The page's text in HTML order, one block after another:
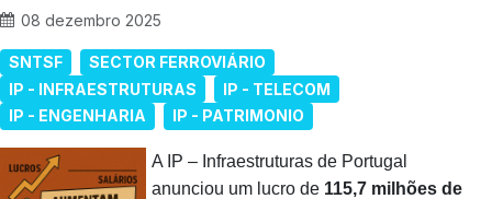
08 dezembro 2025
SNTSF
SECTOR FERROVIÁRIO
IP - INFRAESTRUTURAS
IP - TELECOM
IP - ENGENHARIA
IP - PATRIMONIO
A IP – Infraestruturas de Portugal
anunciou um lucro de 115,7 milhões de